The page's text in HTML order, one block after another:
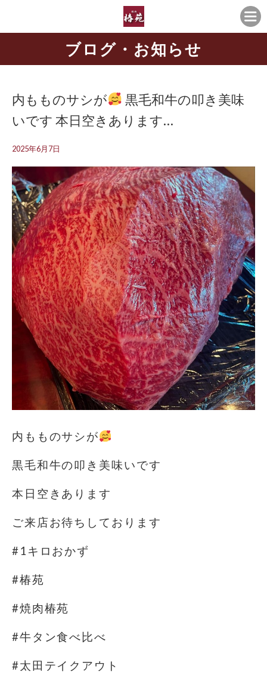
ブログ・お知らせ
内もものサシが
黒毛和牛の叩き美味
いです 本日空きあります…
2025年6月7日
内もものサシが
黒毛和牛の叩き美味いです
本日空きあります
ご来店お待ちしております
#1キロおかず
#椿苑
#焼肉椿苑
#牛タン食べ比べ
#太田テイクアウト